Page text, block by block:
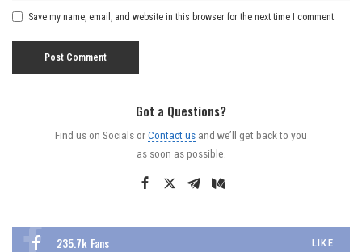
Save my name, email, and website in this browser for the next time I comment.
Got a Questions?
Find us on Socials orContact us and we’ll get back to you
as soon as possible.
235.7k Fans LIKE